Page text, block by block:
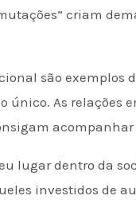
criam
são exemplos
As relações
lugar dentro da
investidos de